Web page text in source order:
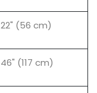
22" (56 cm)
46" (117 cm)